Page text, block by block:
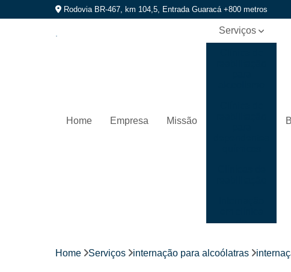
Rodovia BR-467, km 104,5, Entrada Guaracá +800 metros
Home Empresa Missão
Serviços
de
Internação
Home Serviços internação para alcoólatras